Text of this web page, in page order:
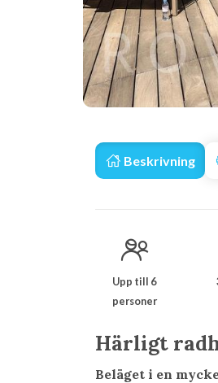
Beskrivning
Upp till 6
personer
Härligt
Beläget i en